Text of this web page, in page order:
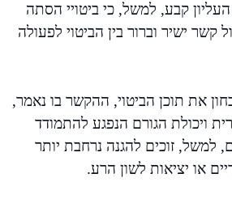
קבע, למשל, כי ביטויי הסתה
קשר ישיר וברור בין הביטוי לפעולה
את תוכן הביטוי, ההקשר בו נאמר,
ויכולת הגורם הנפגע להתמודד
למשל, זוכים להגנה נרחבת יותר
או יציאות לשון הרע.